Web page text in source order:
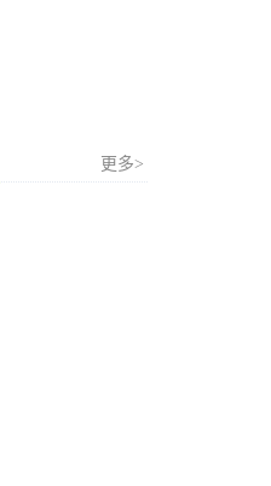
更多>